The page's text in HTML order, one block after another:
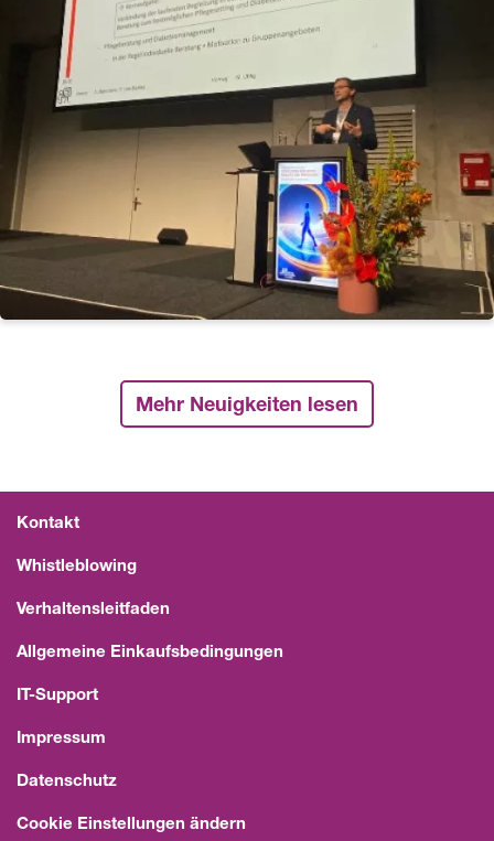
Mehr Neuigkeiten lesen
Kontakt
Whistleblowing
Verhaltensleitfaden
Allgemeine Einkaufsbedingungen
IT-Support
Impressum
Datenschutz
Cookie Einstellungen ändern